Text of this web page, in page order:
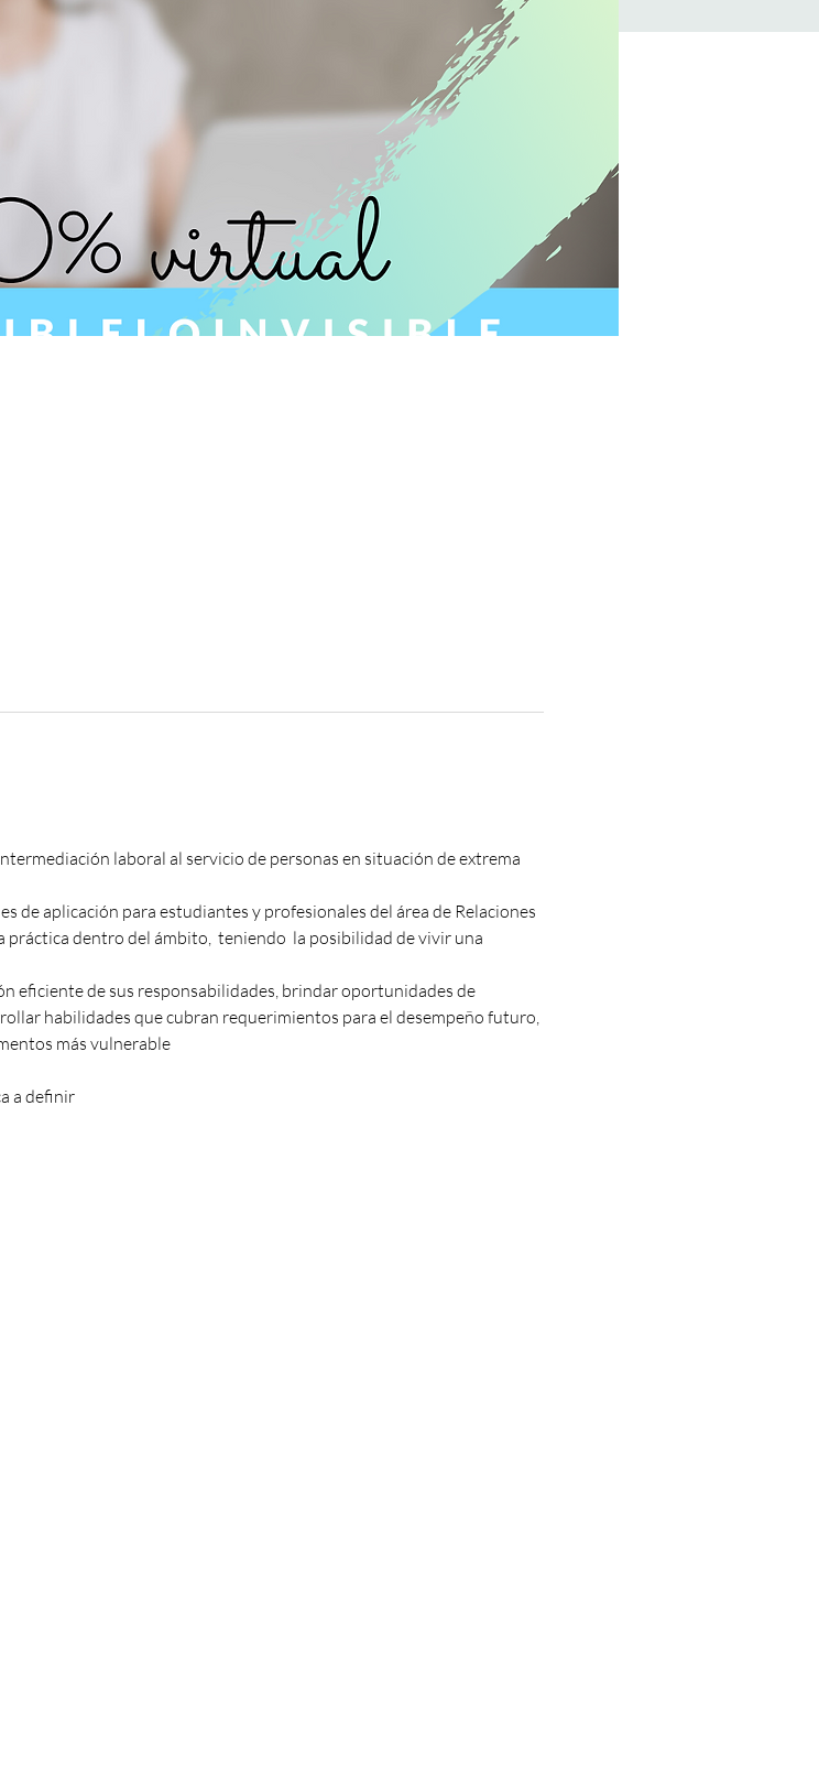
laboral al servicio de personas en situación de extrema
de aplicación para estudiantes y profesionales del área de Relaciones
dentro del ámbito,  teniendo  la posibilidad de vivir una
eficiente de sus responsabilidades, brindar oportunidades de
habilidades que cubran requerimientos para el desempeño futuro,
más vulnerable
a definir